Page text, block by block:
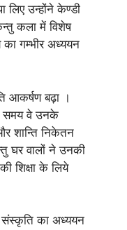
लिए उन्होंने केण्डी
कला में विशेष
का गम्भीर अध्ययन
आकर्षण बढ़ा ।
समय वे उनके
शान्ति निकेतन
घर वालों ने उनकी
शिक्षा के लिये
संस्कृति का अध्ययन